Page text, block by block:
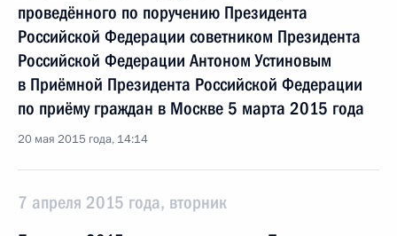
проведённого по поручению Президента
Российской Федерации советником Президента
Российской Федерации Антоном Устиновым
в Приёмной Президента Российской Федерации
по приёму граждан в Москве 5 марта 2015 года
20 мая 2015 года, 14:14
7 апреля 2015 года, вторник